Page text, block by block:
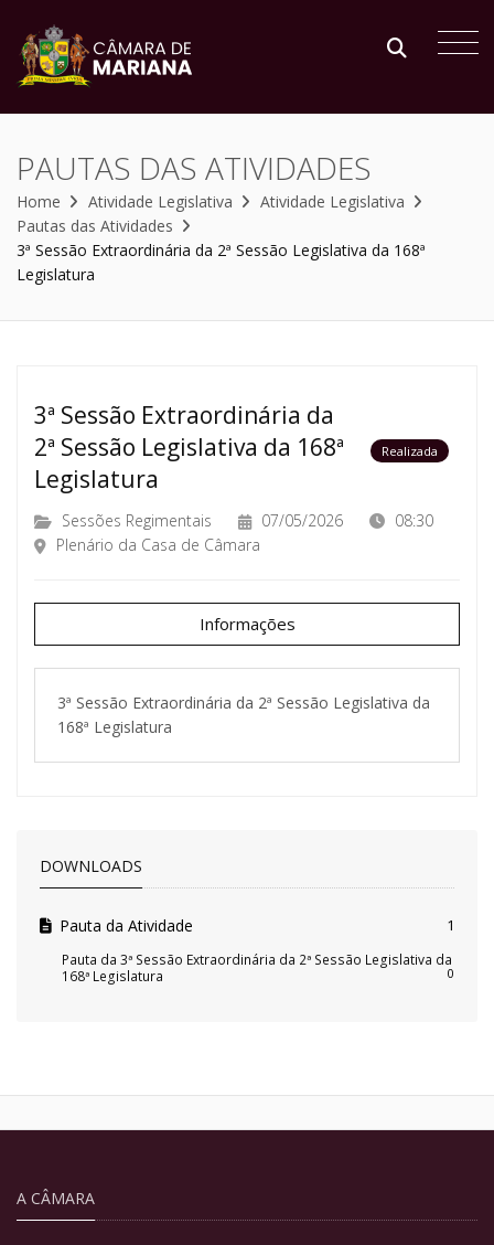
PAUTAS DAS ATIVIDADES
Home Atividade Legislativa
Atividade Legislativa
Pautas das Atividades
3ª Sessão Extraordinária da 2ª Sessão Legislativa da 168ª
Legislatura
3ª Sessão Extraordinária da
2ª Sessão Legislativa da 168ª
Legislatura
Realizada
Sessões Regimentais 07/05/2026
08:30
Plenário da Casa de Câmara
Informações
3ª Sessão Extraordinária da 2ª Sessão Legislativa da
168ª Legislatura
DOWNLOADS
Pauta da Atividade 1
Pauta da 3ª Sessão Extraordinária da 2ª Sessão Legislativa da
168ª Legislatura
0
A CÂMARA